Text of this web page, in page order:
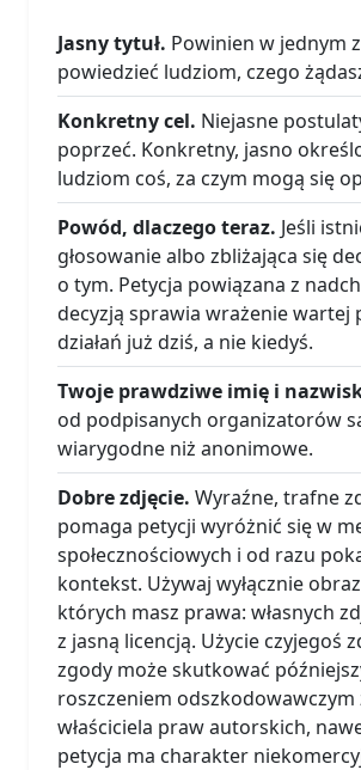
Jasny tytuł. Powinien w jednym
powiedzieć ludziom, czego
Konkretny cel. Niejasne
poprzeć. Konkretny, jasno
ludziom coś, za czym mogą się
Powód, dlaczego teraz. Jeśli
głosowanie albo zbliżająca się
o tym. Petycja powiązana z
decyzją sprawia wrażenie wartej
działań już dziś, a nie kiedyś.
Twoje prawdziwe imię i
od podpisanych organizatorów
wiarygodne niż anonimowe.
Dobre zdjęcie. Wyraźne, trafne
pomaga petycji wyróżnić się w
społecznościowych i od razu
kontekst. Używaj wyłącznie
których masz prawa: własnych
z jasną licencją. Użycie czyjegoś
zgody może skutkować
roszczeniem
właściciela praw autorskich,
petycja ma charakter